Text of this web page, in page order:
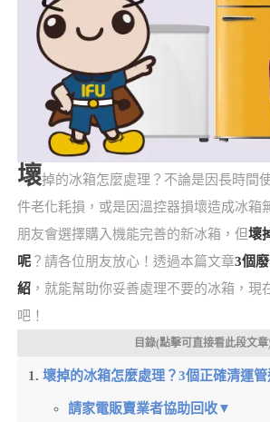
壞掉的冰箱怎麼處理？不論是因長時間
件老化耗損，或是因溫控器損壞造成冰箱
朋友會選擇購入機能完善的新冰箱，但壞
呢？請各位朋友放心！透過本篇文章3個
紹，就能幫助你妥善處理不要的冰箱，現
吧！
目錄(點擊可直接看此段文章
壞掉的冰箱怎麼處理？3個正確清運
請家電販賣業者協助回收▼